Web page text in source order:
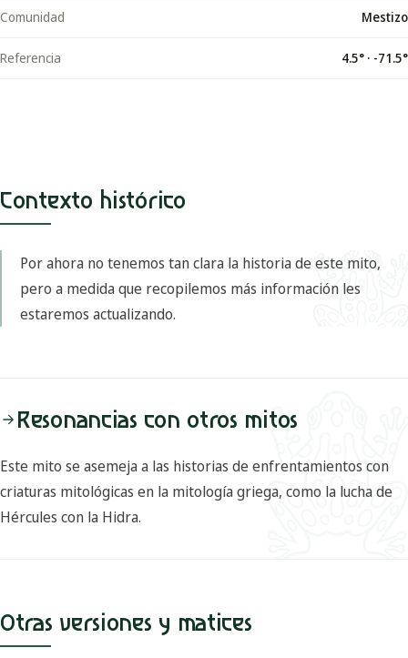
Comunidad Mestizo
Referencia 4.5° · -71.5°
Contexto histórico
Por ahora no tenemos tan clara la historia de este mito,
pero a medida que recopilemos más información les
estaremos actualizando.
Resonancias con otros mitos
Este mito se asemeja a las historias de enfrentamientos con
criaturas mitológicas en la mitología griega, como la lucha de
Hércules con la Hidra.
Otras versiones y matices